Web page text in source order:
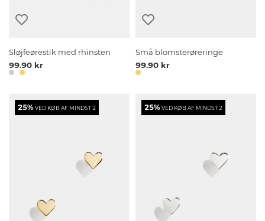
Sløjfeørestik med rhinsten
99.90 kr
Små blomsterøreringe
99.90 kr
25%VED KØB AF MINDST 2 25%VED KØB AF MINDST 2